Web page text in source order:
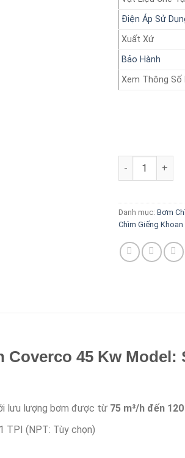
Điện Áp Sử
Xuất Xứ
Bảo Hành
Xem Thông
Bơm chìm
Danh mục: Bơm
Chìm Giếng
45 Kw Model:
lưu lượng bơm được từ 75 m³/h đến
TPI (NPT: Tùy chọn)